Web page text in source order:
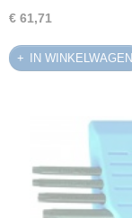
€ 61,71
IN WINKELWAGEN